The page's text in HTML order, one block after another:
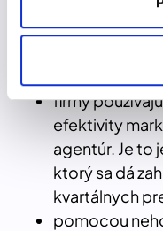
keď ste používali ich
Pomáha nám
premenili
celkovom
firmy
efektivity
agentúr. Je to
ktorý sa dá
kvartálnych
pomocou